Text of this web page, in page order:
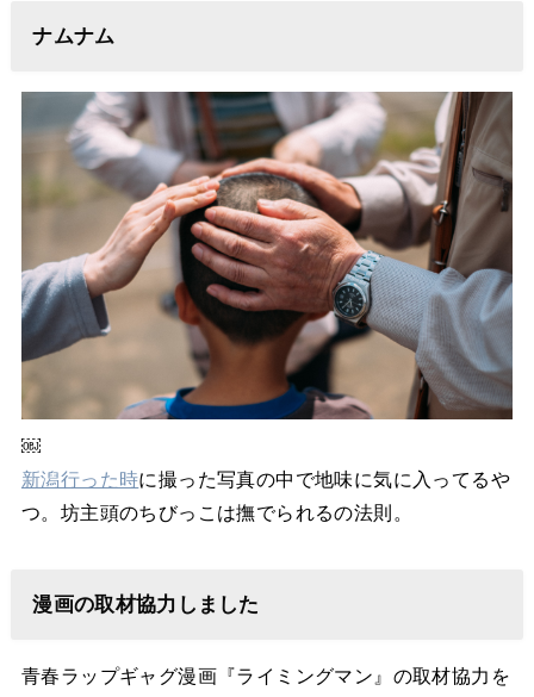
ナムナム
￼
新潟行った時に撮った写真の中で地味に気に入ってるや
つ。坊主頭のちびっこは撫でられるの法則。
漫画の取材協力しました
青春ラップギャグ漫画『ライミングマン』の取材協力を